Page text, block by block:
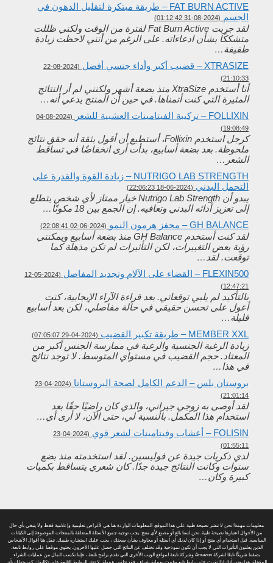
FAT BURN ACTIVE – طريقة مبتكرة لتقليل الدهون في
الجسم (2024-08-31 01:12:42)
لقد جربت Fat Burn Active لفترة من الوقت ولكني ظللت
متشككًا بشأن ادعاءاته. على الرغم من أنني لاحظت زيادة
طفيفة…
XTRASIZE – قضيب أكبر وأداء جنسي أفضل
(2024-08-22
21:10:33)
أنا أستخدم XtraSize منذ بضعة أشهر ولكنني لم أر النتائج
المثيرة التي كنت أتمناها. في حين أن المنتج يدعي أنه…
FOLLIXIN – تركيبة الفيتامينات العشبية للشعر
(2024-08-04
19:08:49)
كرجل استخدم Follixin، أستطيع أن أقول بثقة أنه حقق نتائج
ملحوظة. بعد بضعة أسابيع، بدأت أرى انخفاضًا في تساقط
الشعر…
NUTRIGO LAB STRENGTH – زيادة القوة والقدرة على
التحمل البدني (2024-06-18 22:06:23)
يبدو أن Nutrigo Lab Strength خيار ممتاز لأي شخص يتطلع
إلى تعزيز أدائه البدني وتعافيه. إن الجمع بين 18 مكونًا…
GH BALANCE – محفز هرمون النمو
(2024-06-02 22:08:41)
لقد كنت أستخدم GH Balance منذ بضعة أسابيع ويمكنني
رؤية بعض التغييرات، لكن التأثيرات لم تكن مذهلة كما
توقعت. لقد…
FLEXIN500 – القضاء على الآلام وتجديد المفاصل
(2024-05-12
12:47:21)
بالتأكيد لم يلبي توقعاتي. بعد قراءة الآراء الإيجابية، كنت
أعول على تحسن حقيقي في حالة مفاصلي، لكن بعد أسابيع
قليلة…
MEMBER XXL – طريقة تكبير القضيب
(2024-04-29 07:05:07)
زيادة الرغبة الجنسية والرغبة في ممارسة الجنس أكبر من
المعتاد. حجم القضيب في مستواي المتوسط. لا توجد نتائج
في هذا…
بروستان بلس – الدعم الكامل لصحة البروستاتا
(2024-04-23
21:01:14)
لقد أوصى به زوجي جيراني، والذي كان راضيًا حقًا بعد
استخدام هذا المكمل. بالنسبة لي، حتى الآن، لا أرى أي…
FOLISIN – أعشاب وفيتامينات لشعر قوي
(2024-04-23
01:55:11)
لدي ذكريات جيدة عن فوليسين. لقد استخدمته منذ بضع
سنوات وكانت النتائج جيدة جدًا. كان شعري يتساقط بكميات
كبيرة وكان…
معلومات مهمة! نحن لا ننشر نصيحة طبية على هذا الموقع. المعلومات الواردة هنا هي لأغراض تعليمية وإعلامية فقط ولا ينبغي بأي حال
من الأحوال اعتبارها نصيحة طبية. نحن لسنا بائع أو مصنع لأي منتج. يجب توجيه جميع الأسئلة المتعلقة بالمنتجات الموصوفة إلى الكيانات
المناسبة. قبل استخدام أي منتج أو إذا كان لديك أي أسئلة أو مخاوف بشأن صحتك ، يجب عليك استشارة طبيبك. ننقل هنا أقوال الأشخاص
الذين يعلنون التأثيرات التي لا يجب أن تكون نموذجية وقد تختلف عن النتائج التي حصل عليها الآخرون. يحتوي موقعنا على روابط تابعة.
بصفتنا شريكًا تابعًا لشركة Amazon وشركة تابعة لمواقع الويب الأخرى التي تقدم برامج تابعة ، فإننا نكسب المال من عمليات الشراء
المؤهلة. هذا يعني أنك إذا نقرت على رابط تابع وقمت بعملية شراء ، فقد نتلقى عمولة. لا تؤثر الروابط التابعة على تكاليفك كمستهلك بأي